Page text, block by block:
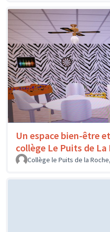
Un espace bien-être
collège Le Puits de La
Collège le Puits de la